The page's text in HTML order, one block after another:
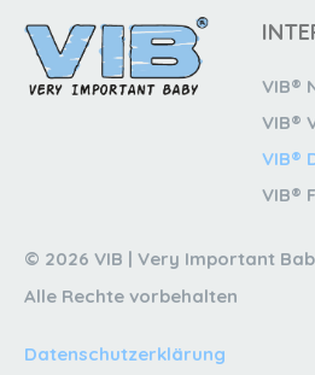
VIB®
VIB®
VIB®
VIB®
© 2026 VIB | Very Important
Alle Rechte vorbehalten
Datenschutzerklärung